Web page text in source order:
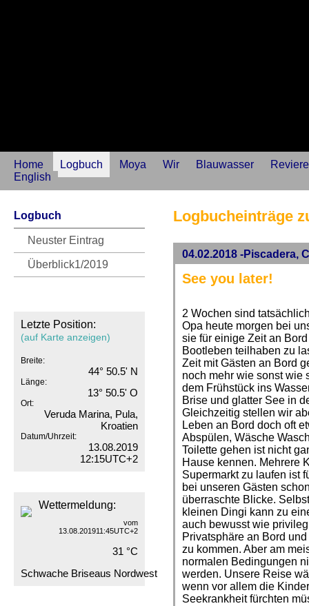
Home Logbuch Moya Wir Blauwasser
Reviere
English
Logbuch
Neuster Eintrag
Überblick1/2019
Letzte Position:
(auf Karte anzeigen)
Breite:
44° 50.5' N
Länge:
13° 50.5' O
Ort:
Veruda Marina, Pula,
Kroatien
Datum/Uhrzeit:
13.08.2019
12:15UTC+2
Wettermeldung:
vom
13.08.201911:45UTC+2
31 °C
Schwache Briseaus Nordwest
Logbucheinträge
04.02.2018 -Piscadera,
See you later!
2 Wochen sind
Opa heute morgen bei
sie für einige Zeit an
Bootleben teilhaben zu
Zeit mit Gästen an Bord
noch mehr wie sonst wie
dem Frühstück ins
Brise und glatter See in
Gleichzeitig stellen wir
Leben an Bord doch oft
Abspülen, Wäsche
Toilette gehen ist nicht
Hause kennen. Mehrere
Supermarkt zu laufen ist
bei unseren Gästen
überraschte Blicke.
kleinen Dingi kann zu
auch bewusst wie
Privatsphäre an Bord
zu kommen. Aber am
normalen Bedingungen
werden. Unsere Reise
wenn vor allem die
Seekrankheit fürchten